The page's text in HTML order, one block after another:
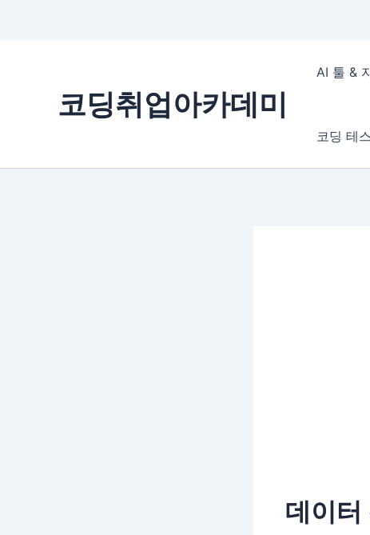
코딩취업아카데미
AI 툴 &
코딩 테
데이터